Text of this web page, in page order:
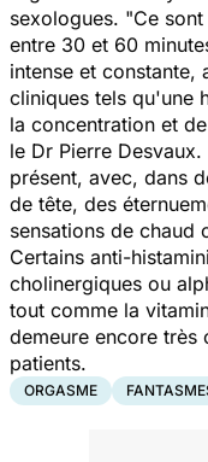
sexologues. "Ce
entre 30 et 60
intense et constante,
cliniques tels qu'une
la concentration et
le Dr Pierre
présent, avec, dans
de tête, des
sensations de
Certains anti-
cholinergiques ou
tout comme la
demeure encore très
patients.
ORGASME